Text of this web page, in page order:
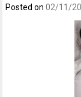
Posted on02/11/